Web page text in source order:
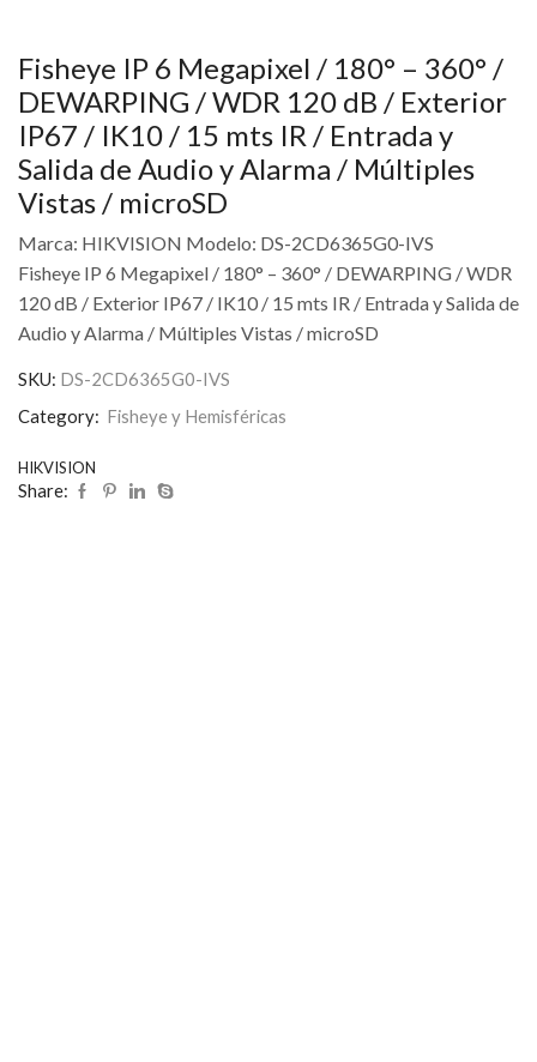
Fisheye IP 6 Megapixel / 180° – 360° /
DEWARPING / WDR 120 dB / Exterior
IP67 / IK10 / 15 mts IR / Entrada y
Salida de Audio y Alarma / Múltiples
Vistas / microSD
Marca: HIKVISION Modelo: DS-2CD6365G0-IVS
Fisheye IP 6 Megapixel / 180° – 360° / DEWARPING / WDR
120 dB / Exterior IP67 / IK10 / 15 mts IR / Entrada y Salida de
Audio y Alarma / Múltiples Vistas / microSD
SKU: DS-2CD6365G0-IVS
Category: Fisheye y Hemisféricas
HIKVISION
Share: